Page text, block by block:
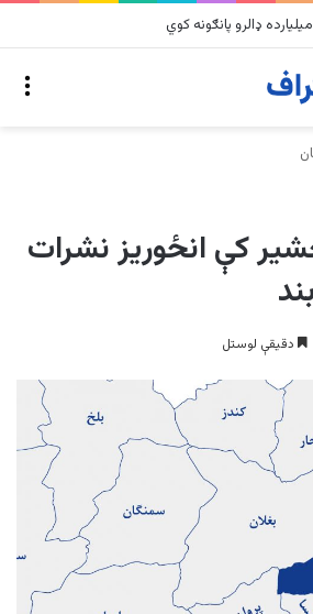
پراخ زیانونه اړولي
کې انځوریز نشرات
دقیقې لوستل